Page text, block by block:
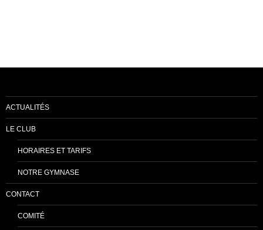
ACTUALITÉS
LE CLUB
HORAIRES ET TARIFS
NOTRE GYMNASE
CONTACT
COMITÉ